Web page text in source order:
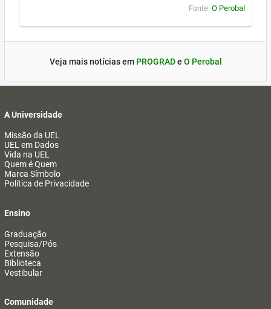
Fonte: O Perobal
Veja mais notícias em PROGRADe O Perobal
A Universidade
Missão da UEL
UEL em Dados
Vida na UEL
Quem é Quem
Marca Símbolo
Política de Privacidade
Ensino
Graduação
Pesquisa/Pós
Extensão
Biblioteca
Vestibular
Comunidade